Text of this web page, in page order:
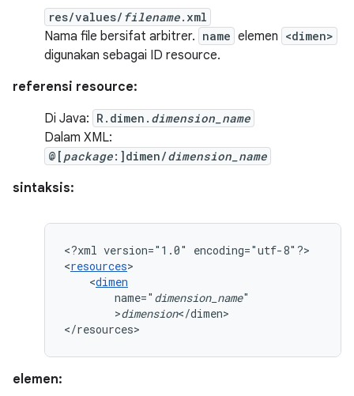
res/values/ filename.xml
Nama file bersifat arbitrer. name elemen <dimen>
digunakan sebagai ID resource.
referensi resource:
Di Java: R.dimen. dimension_name
Dalam XML:
@[ package:]dimen/dimension_name
sintaksis:
<?xml version="1.0"
encoding="utf-8"?>
<resources
<dimen
name=" dimension_name
>dimension</dimen>
</resources>
elemen: